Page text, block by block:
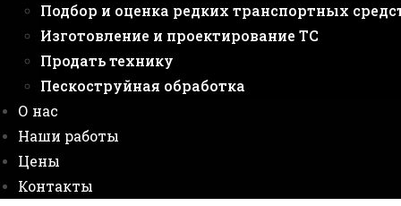
Подбор и оценка редких транспортных
Изготовление и проектирование ТС
Продать технику
Пескоструйная обработка
О нас
Наши работы
Цены
Контакты